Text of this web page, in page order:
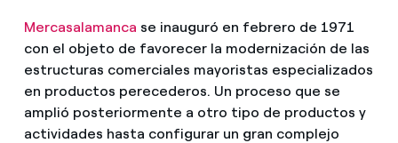
Mercasalamanca se inauguró en febrero de 1971
con el objeto de favorecer la modernización de las
estructuras comerciales mayoristas especializados
en productos perecederos. Un proceso que se
amplió posteriormente a otro tipo de productos y
actividades hasta configurar un gran complejo